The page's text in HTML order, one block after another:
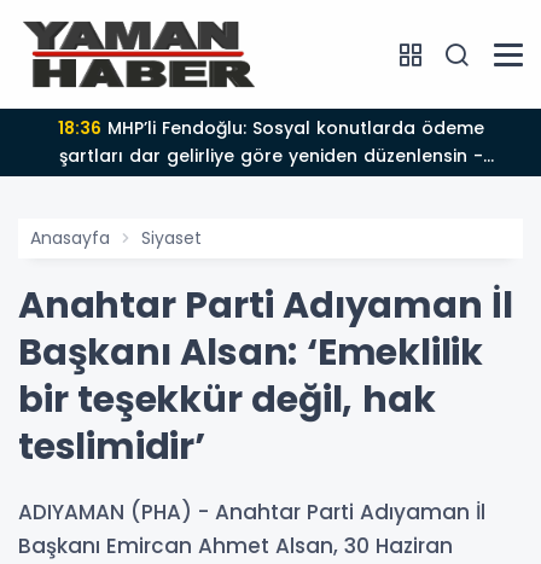
18:36
şartları dar gelirliye göre yeniden düzenlensin -
Videolu Haber
Anasayfa Siyaset
Anahtar Parti Adıyaman İl
Başkanı Alsan: ‘Emeklilik
bir teşekkür değil, hak
teslimidir’
ADIYAMAN (PHA) - Anahtar Parti Adıyaman İl
Başkanı Emircan Ahmet Alsan, 30 Haziran